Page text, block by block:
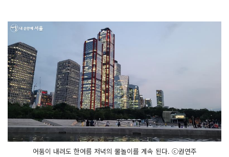
어둠이 내려도 한여름 저녁의 물놀이를 계속 된다. ⓒ권연주